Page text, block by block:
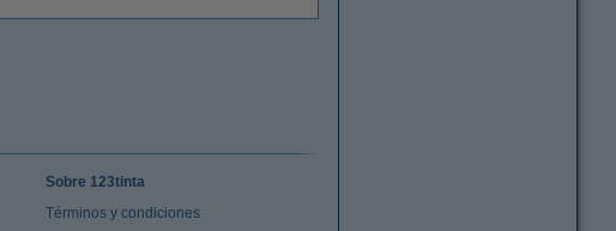
Sobre 123tinta
Términos y condiciones